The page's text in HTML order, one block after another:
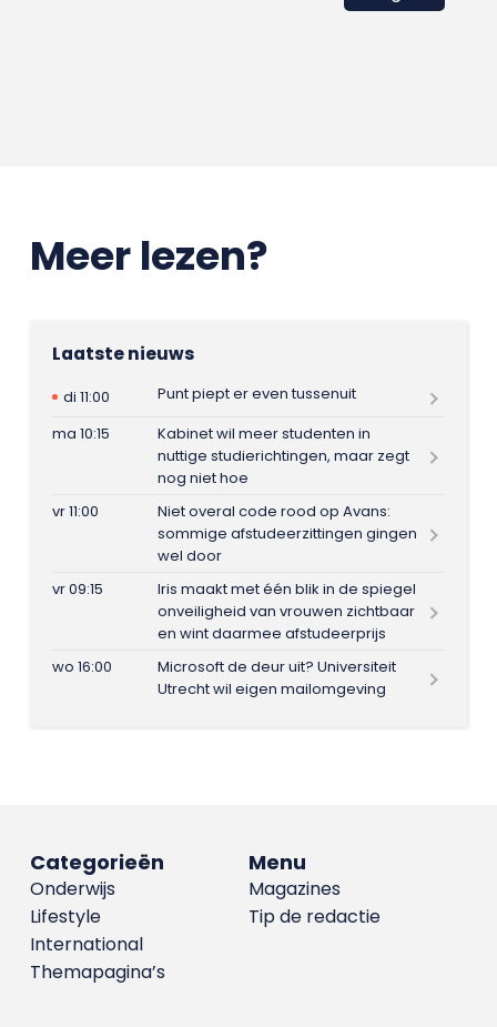
Meer lezen?
Laatste nieuws
di 11:00
Punt piept er even tussenuit
ma 10:15
Kabinet wil meer studenten in
nuttige studierichtingen, maar zegt
nog niet hoe
vr 11:00
Niet overal code rood op Avans:
sommige afstudeerzittingen gingen
wel door
vr 09:15
Iris maakt met één blik in de spiegel
onveiligheid van vrouwen zichtbaar
en wint daarmee afstudeerprijs
wo 16:00
Microsoft de deur uit? Universiteit
Utrecht wil eigen mailomgeving
Menu
Magazines
Tip de redactie
Categorieën
Onderwijs
Lifestyle
International
Themapagina’s